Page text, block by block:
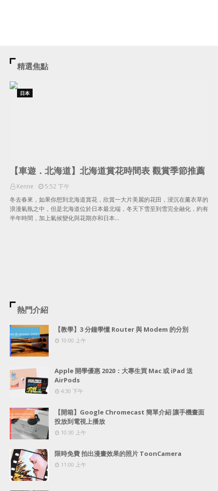
精選焦點
日本
【車遊．北海道】北海道賞花時間表 觀賞季節推薦
Kenne
5:52 下午
冬去春來，如果你想到北海道賞花，欣賞一大片美麗的花田，浸沉在薰衣草的
浪漫氣氛之中，但是北海道位於日本最北端，冬天下雪至到雪完全融化，約有
半年時間，加上氣候變化與花期亦和日本…
熱門介紹
【教學】3 分鐘學懂 Router 與 Modem 的分別
10:00 上午
Apple 開學優惠 2020：大專生買 Mac 或 iPad 送
AirPods
4:30 下午
【開箱】Google Chromecast 簡單介紹 讓手機畫面
投放到電視上播放
10:30 上午
限時免費 拍出漫畫效果的照片 ToonCamera
11:00 上午